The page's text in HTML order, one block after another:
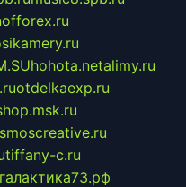
hohota.netalimy.ru
otdelkaexp.ru
tiffany-c.ru
галактика73.рф